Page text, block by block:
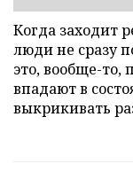
Когда заходит
люди не сразу
это, вообще-то,
впадают в
выкрикивать